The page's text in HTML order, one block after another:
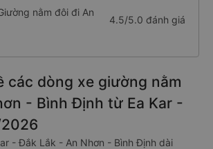
nằm đôi đi An
4.5/5.0 đánh giá
các dòng xe giường nằm
- Bình Định từ Ea Kar -
- Đắk Lắk - An Nhơn - Bình Định dài